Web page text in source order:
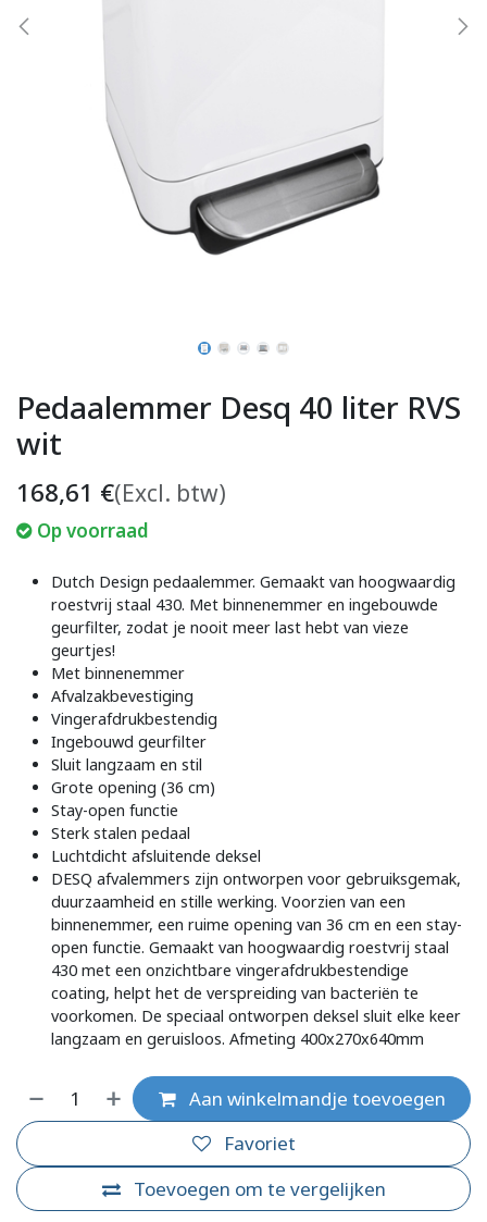
Pedaalemmer Desq 40 liter RVS
wit
168,61 €(Excl. btw)
Op voorraad
Dutch Design pedaalemmer. Gemaakt van hoogwaardig
roestvrij staal 430. Met binnenemmer en ingebouwde
geurfilter, zodat je nooit meer last hebt van vieze
geurtjes!
Met binnenemmer
Afvalzakbevestiging
Vingerafdrukbestendig
Ingebouwd geurfilter
Sluit langzaam en stil
Grote opening (36 cm)
Stay-open functie
Sterk stalen pedaal
Luchtdicht afsluitende deksel
DESQ afvalemmers zijn ontworpen voor gebruiksgemak,
duurzaamheid en stille werking. Voorzien van een
binnenemmer, een ruime opening van 36 cm en een stay-
open functie. Gemaakt van hoogwaardig roestvrij staal
430 met een onzichtbare vingerafdrukbestendige
coating, helpt het de verspreiding van bacteriën te
voorkomen. De speciaal ontworpen deksel sluit elke keer
langzaam en geruisloos. Afmeting 400x270x640mm
Aan winkelmandje toevoegen
Toevoegen om te vergelijken
Favoriet